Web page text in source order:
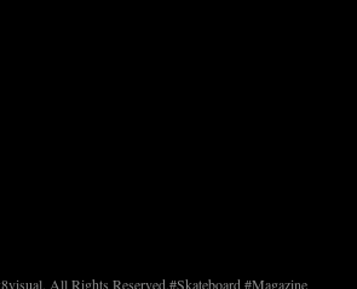
All Rights Reserved.#Skateboard #Magazine